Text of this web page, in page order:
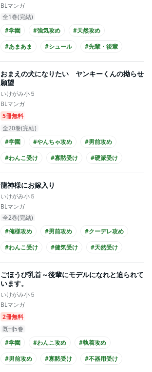
BLマンガ
全1巻(完結)
#学園
#強気攻め
#天然攻め
#あまあま
#シュール
#先輩・後輩
#高校生受け
おまえの犬になりたい ヤンキーくんの拗らせ
願望
いけがみ小５
BLマンガ
5冊無料
全20巻(完結)
#学園
#やんちゃ攻め
#男前攻め
#わんこ受け
#寡黙受け
#硬派受け
#幼なじみ
龍神様にお嫁入り
いけがみ小５
BLマンガ
全2巻(完結)
#俺様攻め
#男前攻め
#クーデレ攻め
#わんこ受け
#健気受け
#天然受け
#和装攻め
ごほうび乳首～後輩にモデルになれと迫られて
います。
いけがみ小５
BLマンガ
2冊無料
既刊5巻
#学園
#わんこ攻め
#執着攻め
#男前攻め
#寡黙受け
#不器用受け